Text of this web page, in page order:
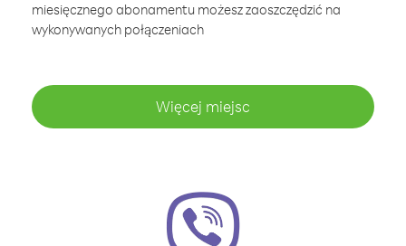
miesięcznego abonamentu możesz zaoszczędzić na
wykonywanych połączeniach
Więcej miejsc